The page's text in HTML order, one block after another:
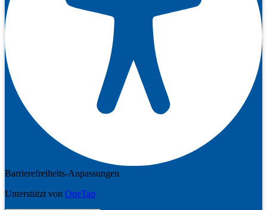
Barrierefreiheits-Anpassungen
Unterstützt von OneTap